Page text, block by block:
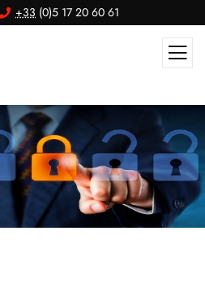
+33 (0)5 17 20 60 61